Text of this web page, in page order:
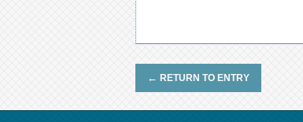
← RETURN TO ENTRY